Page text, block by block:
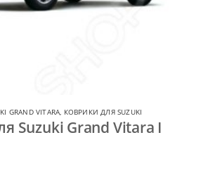
GRAND VITARA КОВРИКИ ДЛЯ SUZUKI
Suzuki Grand Vitara I